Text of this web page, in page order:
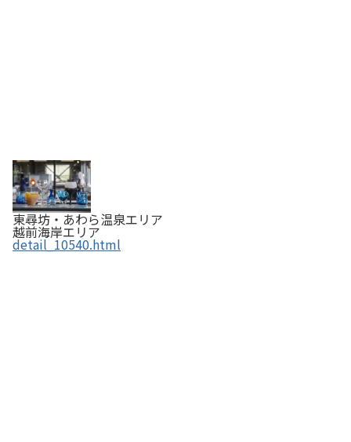
東尋坊・あわら温泉エリア
越前海岸エリア
detail_10540.html